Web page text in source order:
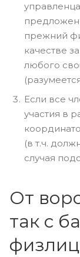
прежний
качестве
любого
Если все
участия в
(в т.ч.
случая
От
так с